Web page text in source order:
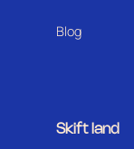
Blog
Skift land